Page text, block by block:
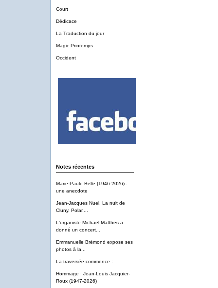
Court
Dédicace
La Traduction du jour
Magic Printemps
Occident
Notes récentes
Marie-Paule Belle (1946-2026) :
une anecdote
Jean-Jacques Nuel, La nuit de
Cluny. Polar....
L'organiste Michaël Matthes a
donné un concert...
Emmanuelle Brémond expose ses
photos à la...
La traversée commence :
Hommage : Jean-Louis Jacquier-
Roux (1947-2026)